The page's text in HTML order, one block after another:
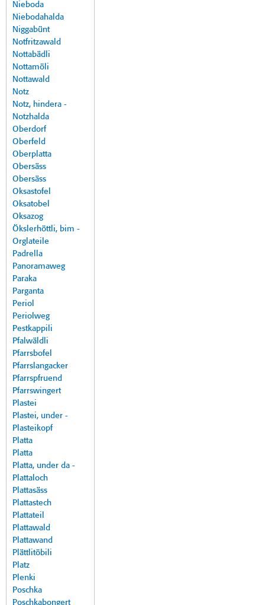
Nieboda
Niebodahalda
Niggabünt
Notfritzawald
Nottabädli
Nottamöli
Nottawald
Notz
Notz, hindera -
Notzhalda
Oberdorf
Oberfeld
Oberplatta
Obersäss
Obersäss
Oksastofel
Oksatobel
Oksazog
Ökslerhöttli, bim -
Orglateile
Padrella
Panoramaweg
Paraka
Parganta
Periol
Periolweg
Pestkappili
Pfalwäldli
Pfarrsbofel
Pfarrslangacker
Pfarrspfruend
Pfarrswingert
Plastei
Plastei, under -
Plasteikopf
Platta
Platta
Platta, under da -
Plattaloch
Plattasäss
Plattastech
Plattateil
Plattawald
Plattawand
Plättlitöbili
Platz
Plenki
Poschka
Poschkabongert